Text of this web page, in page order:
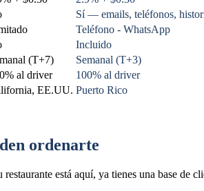
Sí — emails, teléfonos,
Teléfono - WhatsApp
Incluido
(T+7)
Semanal (T+3)
al driver
100% al driver
EE.UU. Puerto Rico
ordenarte
está aquí, ya tienes una base de